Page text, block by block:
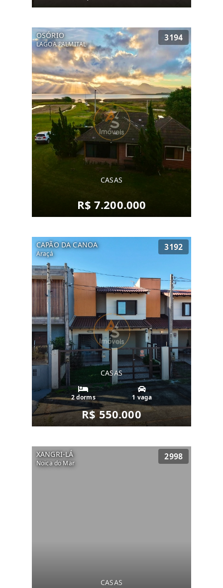
OSÓRIO
LAGOA PALMITAL
3194
CASAS
R$ 7.200.000
CAPÃO DA CANOA
Araçá
3192
CASAS
2 dorms 1 vaga
R$ 550.000
XANGRI-LÁ
Noica do Mar
2998
CASAS